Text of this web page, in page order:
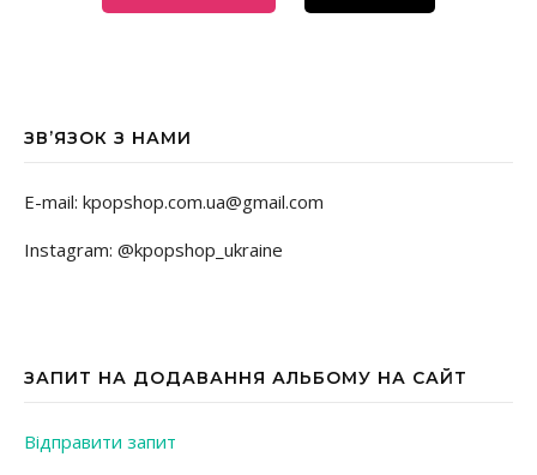
ЗВ’ЯЗОК З НАМИ
E-mail: kpopshop.com.ua@gmail.com
Instagram: @kpopshop_ukraine
ЗАПИТ НА ДОДАВАННЯ АЛЬБОМУ НА САЙТ
Відправити запит